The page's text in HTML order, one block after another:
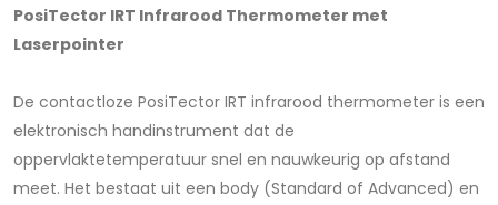
PosiTector IRT Infrarood Thermometer met
Laserpointer
De contactloze PosiTector IRT infrarood thermometer is een
elektronisch handinstrument dat de
oppervlaktetemperatuur snel en nauwkeurig op afstand
meet. Het bestaat uit een body (Standard of Advanced) en